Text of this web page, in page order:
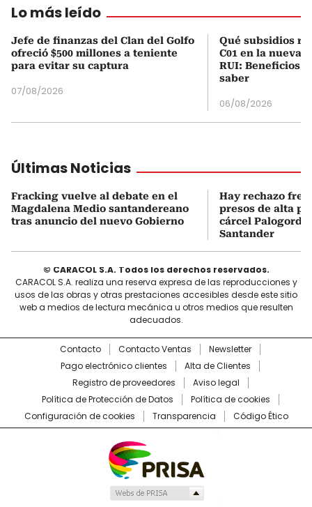
Lo más leído
Jefe de finanzas del Clan del Golfo
ofreció $500 millones a teniente
para evitar su captura
07/08/2026
Qué subsidios
C01 en la nueva
RUI: Beneficios
saber
06/08/2026
Últimas Noticias
Fracking vuelve al debate en el
Magdalena Medio santandereano
tras anuncio del nuevo Gobierno
Hay rechazo
presos de alta
cárcel Palogordo
Santander
© CARACOL S.A. Todos los derechos reservados.
CARACOL S.A. realiza una reserva expresa de las reproducciones y
usos de las obras y otras prestaciones accesibles desde este sitio
web a medios de lectura mecánica u otros medios que resulten
adecuados.
Contacto Contacto Ventas
Newsletter
Pago electrónico clientes
Alta de Clientes
Registro de proveedores
Aviso legal
Política de Protección de Datos
Política de cookies
Configuración de cookies
Transparencia Código Ético